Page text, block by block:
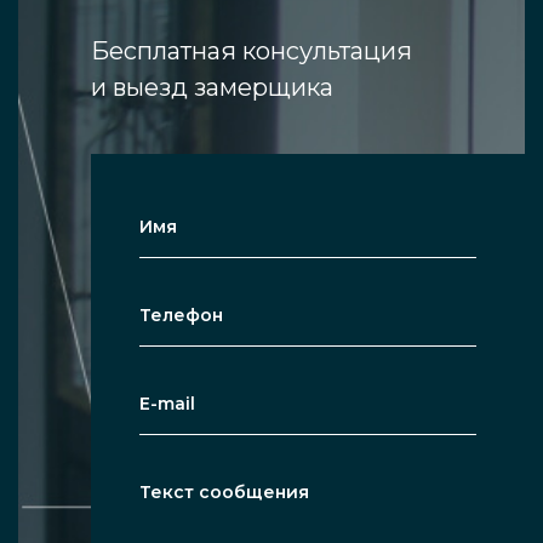
Благодаря пропусканию света,
прозрачные перегородки не
иногда протирать, оно не боится
воздействия химических веществ.
широкий спектр визуальных дизайн-
Бесплатная консультация
и выезд замерщика